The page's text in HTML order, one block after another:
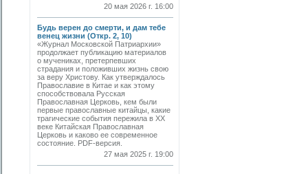
20 мая 2026 г. 16:00
Будь верен до смерти, и дам тебе
венец жизни (Откр. 2, 10)
«Журнал Московской Патриархии»
продолжает публикацию материалов
о мучениках, претерпевших
страдания и положивших жизнь свою
за веру Христову. Как утверждалось
Православие в Китае и как этому
способствовала Русская
Православная Церковь, кем были
первые православные китайцы, какие
трагические события пережила в XX
веке Китайская Православная
Церковь и каково ее современное
состояние. PDF-версия.
27 мая 2025 г. 19:00